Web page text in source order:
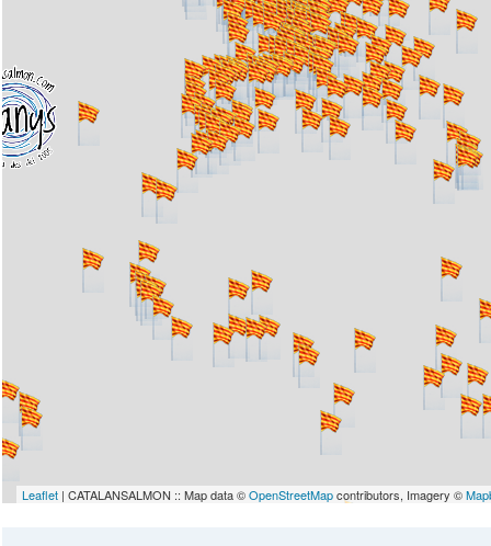
Leaflet | CATALANSALMON :: Map data ©OpenStreetMapcontributors, Imagery ©